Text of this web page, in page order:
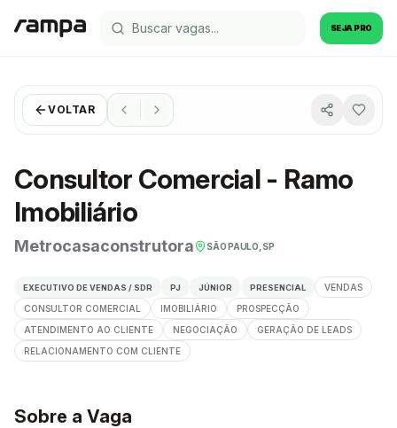
SEJA PRO
VOLTAR
Consultor Comercial - Ramo
Imobiliário
Metrocasaconstrutora SÃO PAULO, SP
EXECUTIVO DE VENDAS / SDR PJ JÚNIOR PRESENCIAL
VENDAS
CONSULTOR COMERCIAL
IMOBILIÁRIO
PROSPECÇÃO
ATENDIMENTO AO CLIENTE
NEGOCIAÇÃO
GERAÇÃO DE LEADS
RELACIONAMENTO COM CLIENTE
Sobre a Vaga